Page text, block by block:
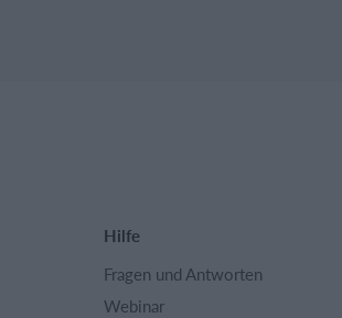
Hilfe
Fragen und Antworten
Webinar